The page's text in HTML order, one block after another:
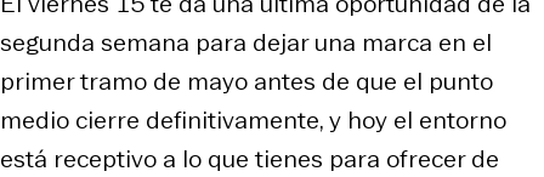
segunda semana para dejar una marca en el
primer tramo de mayo antes de que el punto
medio cierre definitivamente, y hoy el entorno
está receptivo a lo que tienes para ofrecer de